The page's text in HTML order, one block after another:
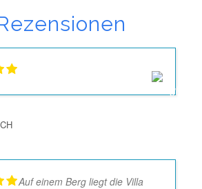
Auf einem Berg liegt die Villa